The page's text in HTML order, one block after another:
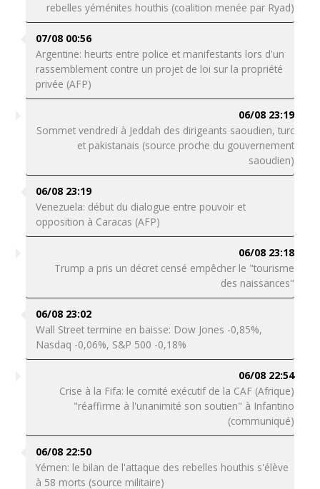
rebelles yéménites houthis (coalition menée par Ryad)
07/08 00:56
Argentine: heurts entre police et manifestants lors d'un
rassemblement contre un projet de loi sur la propriété
privée (AFP)
06/08 23:19
Sommet vendredi à Jeddah des dirigeants saoudien, turc
et pakistanais (source proche du gouvernement
saoudien)
06/08 23:19
Venezuela: début du dialogue entre pouvoir et
opposition à Caracas (AFP)
06/08 23:18
Trump a pris un décret censé empêcher le "tourisme
des naissances"
06/08 23:02
Wall Street termine en baisse: Dow Jones -0,85%,
Nasdaq -0,06%, S&P 500 -0,18%
06/08 22:54
Crise à la Fifa: le comité exécutif de la CAF (Afrique)
"réaffirme à l'unanimité son soutien" à Infantino
(communiqué)
06/08 22:50
Yémen: le bilan de l'attaque des rebelles houthis s'élève
à 58 morts (source militaire)